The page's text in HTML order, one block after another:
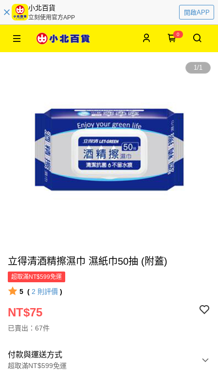
小北百貨
立刻使用官方APP
開啟APP
0
1/1
立得清酒精擦濕巾 濕紙巾50抽 (附蓋)
超取滿NT$599免運
5 ( 2 則評價 )
NT$75
已賣出：67件
付款與運送方式
超取滿NT$599免運